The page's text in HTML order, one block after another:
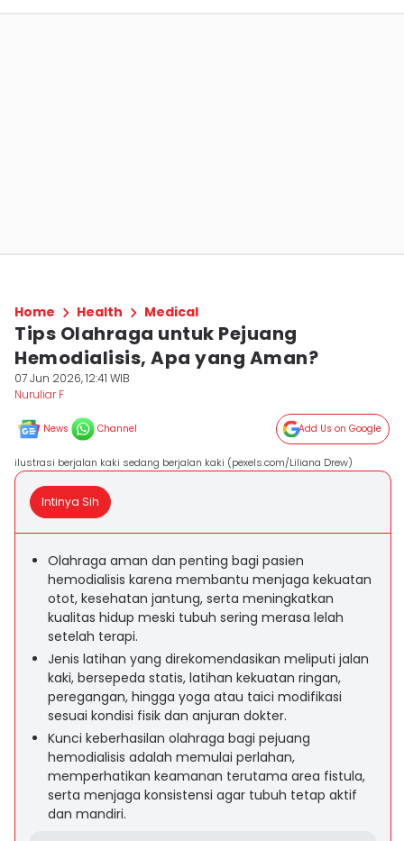
Home Health Medical
Tips Olahraga untuk Pejuang
Hemodialisis, Apa yang Aman?
07 Jun 2026, 12:41 WIB
Nuruliar F
News Channel Add Us on Google
ilustrasi berjalan kaki sedang berjalan kaki (pexels.com/Liliana Drew)
Intinya Sih
Olahraga aman dan penting bagi pasien
hemodialisis karena membantu menjaga kekuatan
otot, kesehatan jantung, serta meningkatkan
kualitas hidup meski tubuh sering merasa lelah
setelah terapi.
Jenis latihan yang direkomendasikan meliputi jalan
kaki, bersepeda statis, latihan kekuatan ringan,
peregangan, hingga yoga atau taici modifikasi
sesuai kondisi fisik dan anjuran dokter.
Kunci keberhasilan olahraga bagi pejuang
hemodialisis adalah memulai perlahan,
memperhatikan keamanan terutama area fistula,
serta menjaga konsistensi agar tubuh tetap aktif
dan mandiri.